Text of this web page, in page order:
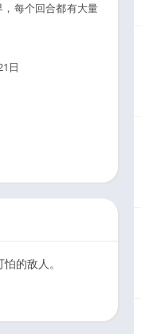
每个回合都有大量
日
的敌人。